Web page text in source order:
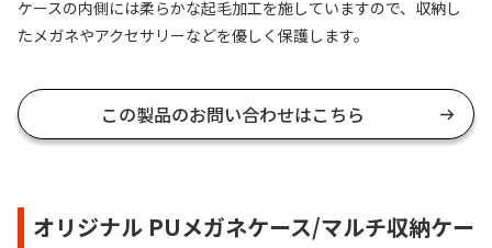
ケースの内側には柔らかな起毛加工を施していますので、収納し
たメガネやアクセサリーなどを優しく保護します。
この製品のお問い合わせはこちら
オリジナル PUメガネケース/マルチ収納ケー